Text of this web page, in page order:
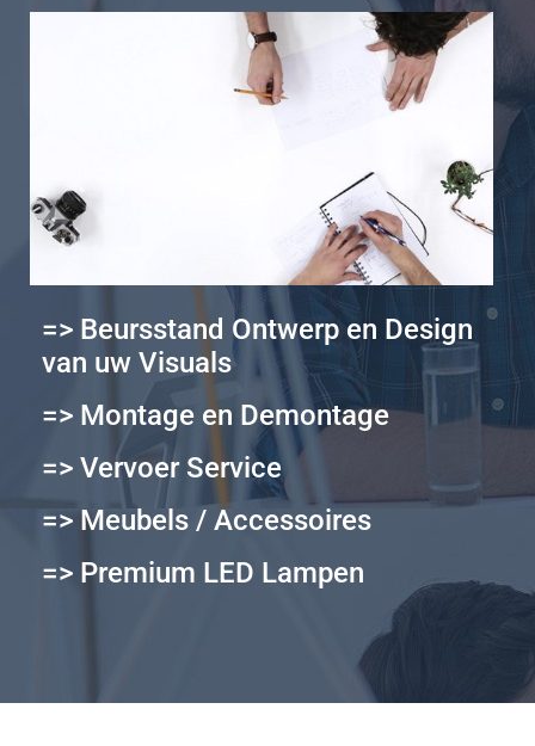
=> Beursstand Ontwerp en Design
van uw Visuals
=> Montage en Demontage
=> Vervoer Service
=> Meubels / Accessoires
=> Premium LED Lampen